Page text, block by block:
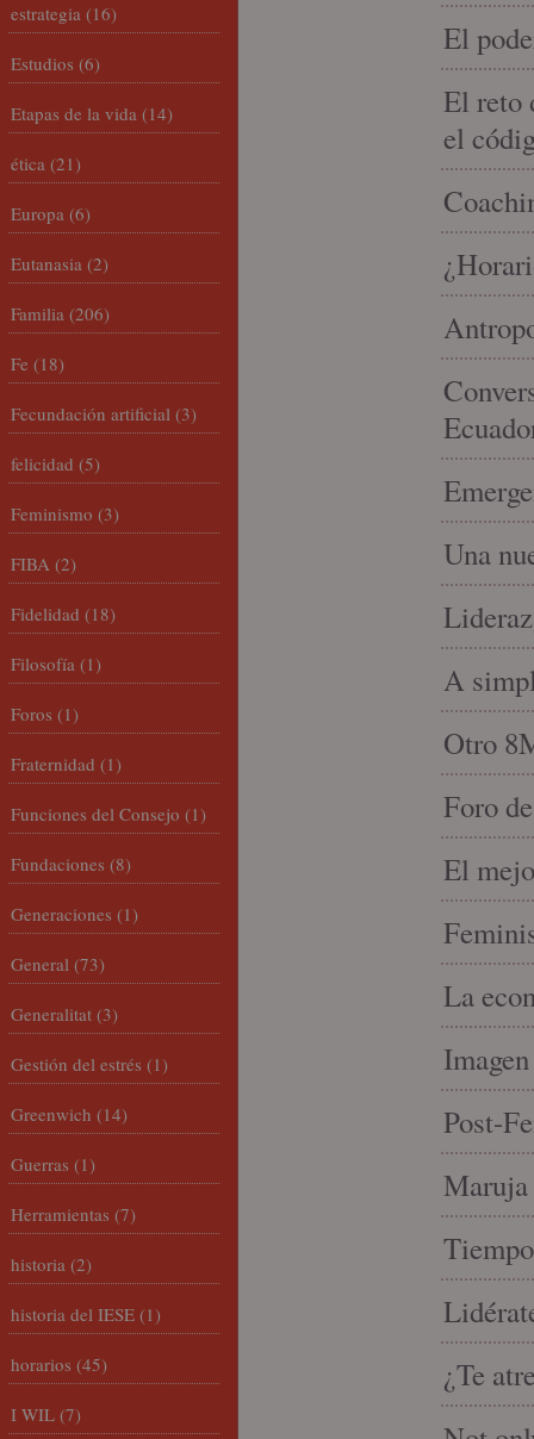
El
El reto
el
Una
A
Otro
Foro
El
La
Post-
Maruja
¿Te
estrategia (16)
Estudios (6)
Etapas de la vida (14)
ética (21)
Europa (6)
Eutanasia (2)
Familia (206)
Fe (18)
Fecundación artificial (3)
felicidad (5)
Feminismo (3)
FIBA (2)
Fidelidad (18)
Filosofía (1)
Foros (1)
Fraternidad (1)
Funciones del Consejo (1)
Fundaciones (8)
Generaciones (1)
General (73)
Generalitat (3)
Gestión del estrés (1)
Greenwich (14)
Guerras (1)
Herramientas (7)
historia (2)
historia del IESE (1)
horarios (45)
I WIL (7)